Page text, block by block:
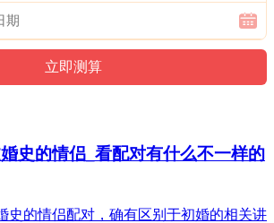
史的情侣_看配对有什么不一样的
的情侣配对，确有区别于初婚的相关讲